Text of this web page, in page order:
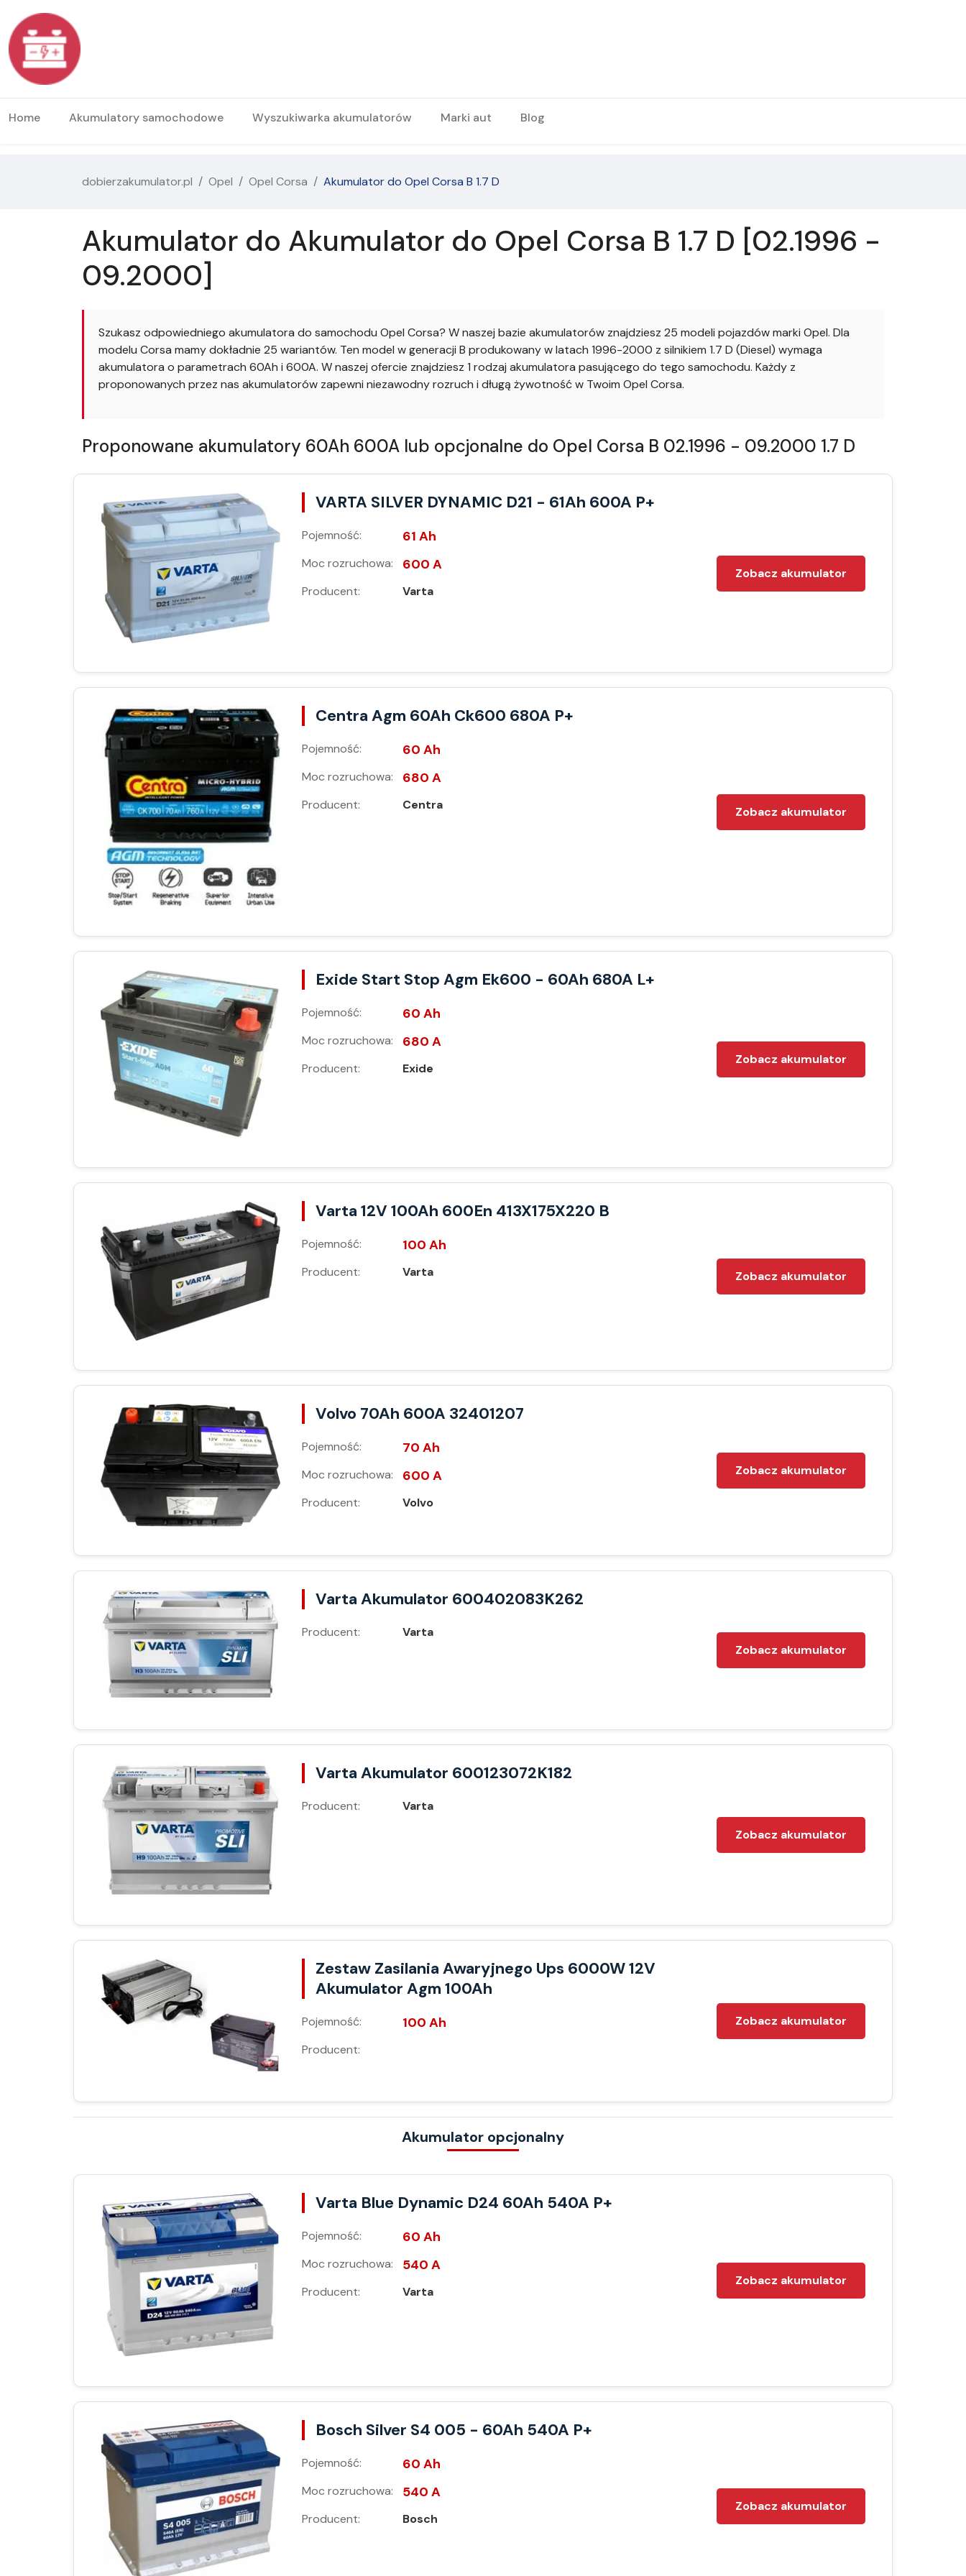
Home Akumulatory samochodowe Wyszukiwarka akumulatorów Marki aut Blog
dobierzakumulator.pl Opel Opel Corsa Akumulator do Opel Corsa B 1.7 D
Akumulator do Akumulator do Opel Corsa B 1.7 D [02.1996 -
09.2000]
Szukasz odpowiedniego akumulatora do samochodu Opel Corsa? W naszej bazie akumulatorów znajdziesz 25 modeli pojazdów marki Opel. Dla
modelu Corsa mamy dokładnie 25 wariantów. Ten model w generacji B produkowany w latach 1996-2000 z silnikiem 1.7 D (Diesel) wymaga
akumulatora o parametrach 60Ah i 600A. W naszej ofercie znajdziesz 1 rodzaj akumulatora pasującego do tego samochodu. Każdy z
proponowanych przez nas akumulatorów zapewni niezawodny rozruch i długą żywotność w Twoim Opel Corsa.
Proponowane akumulatory 60Ah 600A lub opcjonalne do Opel Corsa B 02.1996 - 09.2000 1.7 D
VARTA SILVER DYNAMIC D21 - 61Ah 600A P+
Pojemność: 61 Ah
Moc rozruchowa: 600 A
Producent: Varta
Zobacz akumulator
Centra Agm 60Ah Ck600 680A P+
Pojemność: 60 Ah
Moc rozruchowa: 680 A
Producent: Centra Zobacz akumulator
Exide Start Stop Agm Ek600 - 60Ah 680A L+
Pojemność: 60 Ah
Moc rozruchowa: 680 A
Producent: Exide
Zobacz akumulator
Varta 12V 100Ah 600En 413X175X220 B
Pojemność: 100 Ah
Producent: Varta Zobacz akumulator
Volvo 70Ah 600A 32401207
Pojemność: 70 Ah
Moc rozruchowa: 600 A
Producent: Volvo
Zobacz akumulator
Varta Akumulator 600402083K262
Producent:
Varta
Zobacz akumulator
Varta Akumulator 600123072K182
Producent:
Varta
Zobacz akumulator
Zestaw Zasilania Awaryjnego Ups 6000W 12V
Akumulator Agm 100Ah
Pojemność: 100 Ah
Producent:
Zobacz akumulator
Akumulator opcjonalny
Varta Blue Dynamic D24 60Ah 540A P+
Pojemność: 60 Ah
Moc rozruchowa: 540 A
Producent: Varta
Zobacz akumulator
Bosch Silver S4 005 - 60Ah 540A P+
Pojemność: 60 Ah
Moc rozruchowa: 540 A
Producent: Bosch
Zobacz akumulator